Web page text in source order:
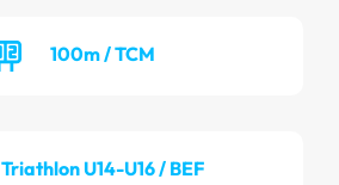
100m / TCM
Triathlon U14-U16 / BEF